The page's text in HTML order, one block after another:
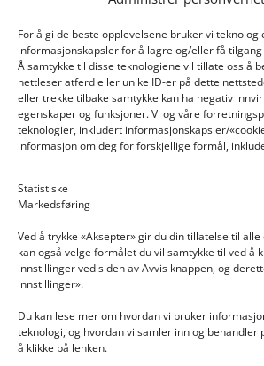
For å gi de beste opplevelsene bruker vi
informasjonskapsler for å lagre og/eller få
Å samtykke til disse teknologiene vil tillate oss å
nettleser atferd eller unike ID-er på dette
eller trekke tilbake samtykke kan ha negativ
egenskaper og funksjoner. Vi og våre
teknologier, inkludert informasjonskapsler/
informasjon om deg for forskjellige formål,
Statistiske
Markedsføring
Ved å trykke «Aksepter» gir du din tillatelse til
kan også velge formålet du vil samtykke til ved å
innstillinger ved siden av Avvis knappen, og
innstillinger».
Du kan lese mer om hvordan vi bruker
teknologi, og hvordan vi samler inn og behandler
å klikke på lenken.
INFORMASJON